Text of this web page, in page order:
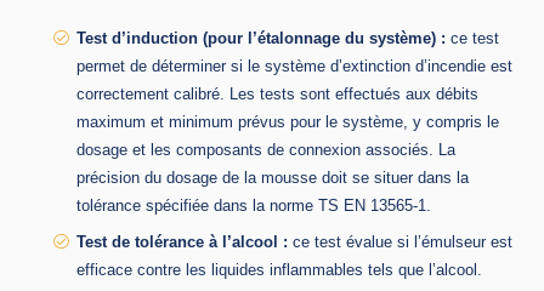
Test d’induction (pour l’étalonnage du système) : ce test
permet de déterminer si le système d’extinction d’incendie est
correctement calibré. Les tests sont effectués aux débits
maximum et minimum prévus pour le système, y compris le
dosage et les composants de connexion associés. La
précision du dosage de la mousse doit se situer dans la
tolérance spécifiée dans la norme TS EN 13565-1.
Test de tolérance à l’alcool : ce test évalue si l’émulseur est
efficace contre les liquides inflammables tels que l’alcool.